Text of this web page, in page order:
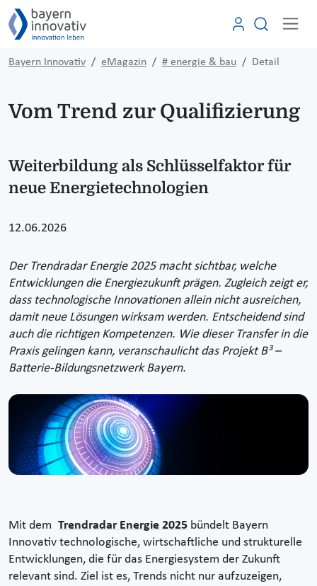
Bayern Innovativ eMagazin # energie & bau Detail
Vom Trend zur Qualifizierung
Weiterbildung als Schlüsselfaktor für
neue Energietechnologien
12.06.2026
Der Trendradar Energie 2025 macht sichtbar, welche
Entwicklungen die Energiezukunft prägen. Zugleich zeigt er,
dass technologische Innovationen allein nicht ausreichen,
damit neue Lösungen wirksam werden. Entscheidend sind
auch die richtigen Kompetenzen. Wie dieser Transfer in die
Praxis gelingen kann, veranschaulicht das Projekt B³ –
Batterie-Bildungsnetzwerk Bayern.
Mit dem Trendradar Energie 2025 bündelt Bayern
Innovativ technologische, wirtschaftliche und strukturelle
Entwicklungen, die für das Energiesystem der Zukunft
relevant sind. Ziel ist es, Trends nicht nur aufzuzeigen,